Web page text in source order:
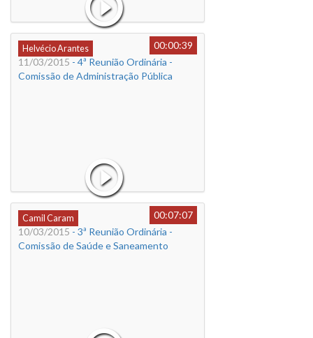
Helvécio Arantes
00:00:39
11/03/2015 - 4ª Reunião Ordinária -
Comissão de Administração Pública
Camil Caram
00:07:07
10/03/2015 - 3ª Reunião Ordinária -
Comissão de Saúde e Saneamento